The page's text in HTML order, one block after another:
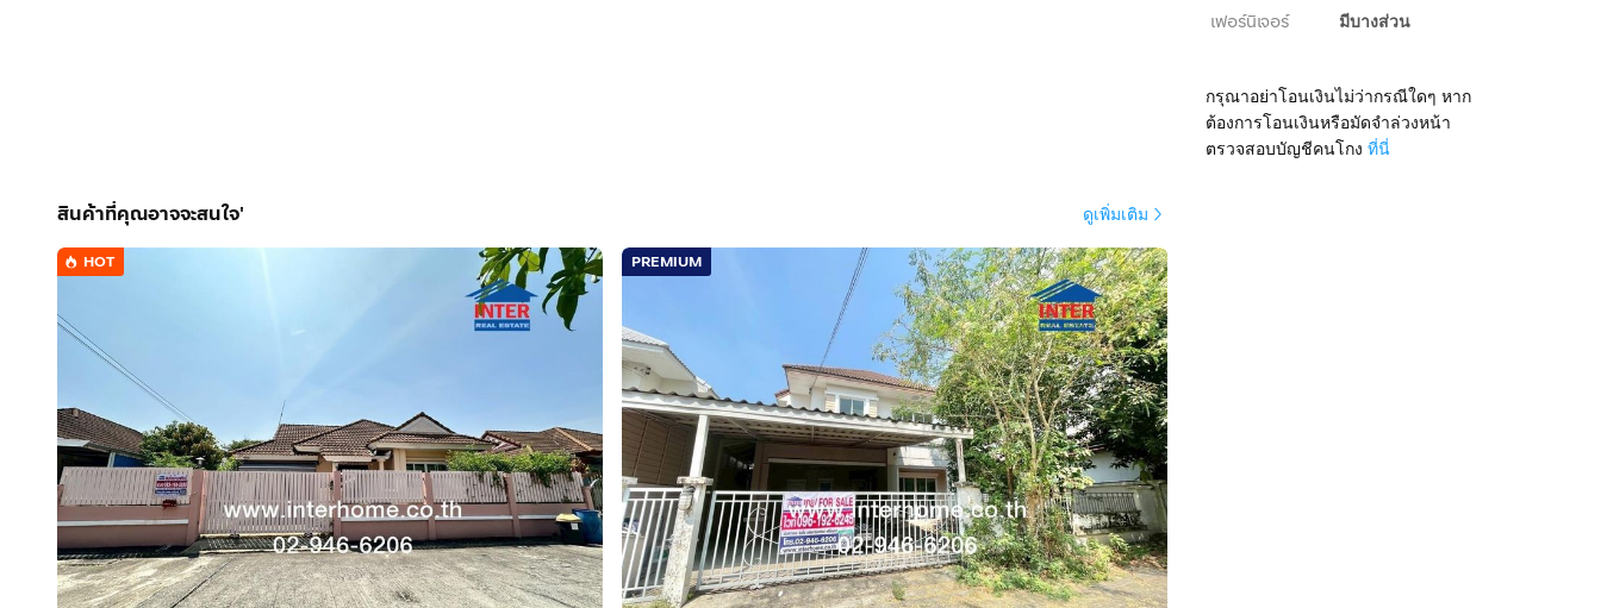
เฟอร์นิเจอร์ มีบางส่วน
กรุณาอย่าโอนเงินไม่ว่ากรณีใดๆ หาก
ต้องการโอนเงินหรือมัดจำล่วงหน้า
ตรวจสอบบัญชีคนโกง ที่นี่
สินค้าที่คุณอาจจะสนใจ' ดูเพิ่มเติม
HOT PREMIUM